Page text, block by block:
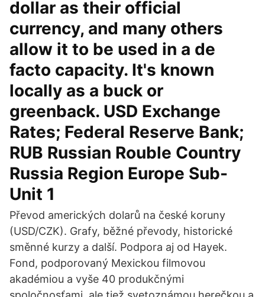
dollar as their official
currency, and many others
allow it to be used in a de
facto capacity. It's known
locally as a buck or
greenback. USD Exchange
Rates; Federal Reserve Bank;
RUB Russian Rouble Country
Russia Region Europe Sub-
Unit 1
Převod amerických dolarů na české koruny
(USD/CZK). Grafy, běžné převody, historické
směnné kurzy a další. Podpora aj od Hayek.
Fond, podporovaný Mexickou filmovou
akadémiou a vyše 40 produkčnými